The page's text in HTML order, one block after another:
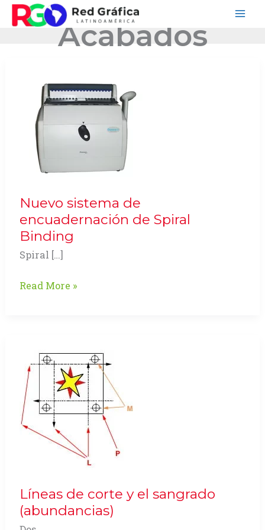
Acabados
Nuevo sistema de
encuadernación de Spiral
Binding
Spiral […]
Nuevo
Spiral
Binding
Read More »
Líneas de corte y el sangrado
(abundancias)